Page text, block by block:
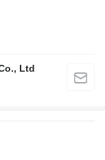
Ltd